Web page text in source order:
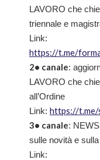
LAVORO che
triennale e
Link:
https://t.me/
2• canale:
LAVORO che
all’Ordine
Link: https://t.me/
3• canale:
sulle novità e
Link: